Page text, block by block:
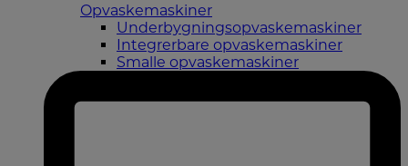
Opvaskemaskiner
Underbygningsopvaskemaskiner
Integrerbare opvaskemaskiner
Smalle opvaskemaskiner